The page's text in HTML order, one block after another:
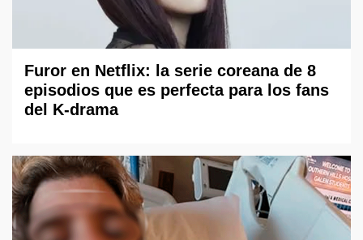
Furor en Netflix: la serie coreana de 8
episodios que es perfecta para los fans
del K-drama